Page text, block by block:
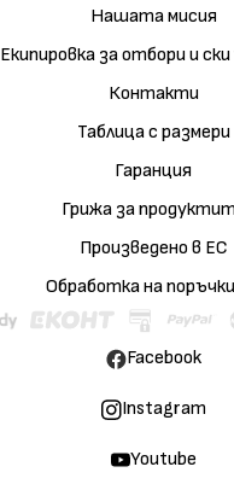
Нашата мисия
Екипировка за отбори и
Контакти
Таблица с размери
Гаранция
Грижа за
Произведено в ЕС
Обработка на
Facebook
Instagram
Youtube